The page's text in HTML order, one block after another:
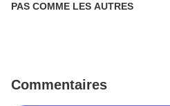
PAS COMME LES AUTRES
Commentaires